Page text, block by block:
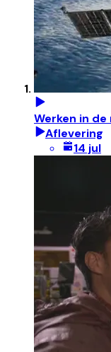
Werken in
Aflevering
14 jul